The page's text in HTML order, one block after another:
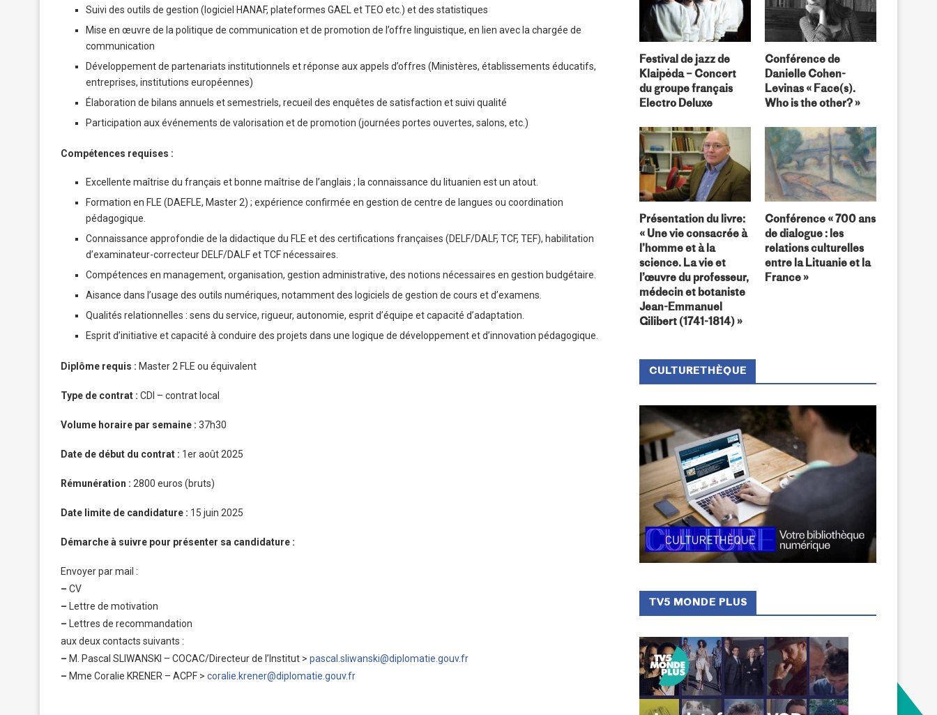
Suivi des outils de gestion (logiciel HANAF, plateformes GAEL et TEO etc.) et des statistiques
Mise en œuvre de la politique de communication et de promotion de l’offre linguistique, en lien avec la chargée de
communication
Développement de partenariats institutionnels et réponse aux appels d’offres (Ministères, établissements éducatifs,
entreprises, institutions européennes)
Élaboration de bilans annuels et semestriels, recueil des enquêtes de satisfaction et suivi qualité
Participation aux événements de valorisation et de promotion (journées portes ouvertes, salons, etc.)
Compétences requises :
Excellente maîtrise du français et bonne maîtrise de l’anglais ; la connaissance du lituanien est un atout.
Formation en FLE (DAEFLE, Master 2) ; expérience confirmée en gestion de centre de langues ou coordination
pédagogique.
Connaissance approfondie de la didactique du FLE et des certifications françaises (DELF/DALF, TCF, TEF), habilitation
d’examinateur-correcteur DELF/DALF et TCF nécessaires.
Compétences en management, organisation, gestion administrative, des notions nécessaires en gestion budgétaire.
Aisance dans l’usage des outils numériques, notamment des logiciels de gestion de cours et d’examens.
Qualités relationnelles : sens du service, rigueur, autonomie, esprit d’équipe et capacité d’adaptation.
Esprit d’initiative et capacité à conduire des projets dans une logique de développement et d’innovation pédagogique.
Diplôme requis : Master 2 FLE ou équivalent
Type de contrat : CDI – contrat local
Volume horaire par semaine : 37h30
Date de début du contrat : 1er août 2025
Rémunération : 2800 euros (bruts)
Date limite de candidature : 15 juin 2025
Démarche à suivre pour présenter sa candidature :
Envoyer par mail :
– CV
– Lettre de motivation
– Lettres de recommandation
aux deux contacts suivants :
– M. Pascal SLIWANSKI – COCAC/Directeur de l’Institut > pascal.sliwanski@diplomatie.gouv.fr
– Mme Coralie KRENER – ACPF > coralie.krener@diplomatie.gouv.fr
Festival de jazz de
Klaipėda – Concert
du groupe français
Electro Deluxe
Conférence de
Danielle Cohen-
Levinas « Face(s).
Who is the other? »
Présentation du livre:
« Une vie consacrée à
l’homme et à la
science. La vie et
l’œuvre du professeur,
médecin et botaniste
Jean-Emmanuel
Gilibert (1741-1814) »
Conférence « 700 ans
de dialogue : les
relations culturelles
entre la Lituanie et la
France »
CULTURETHÈQUE
TV5 MONDE PLUS